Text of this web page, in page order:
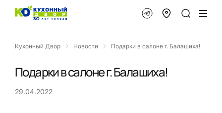
Кухонный Двор Новости Подарки в салоне г. Балашиха!
Подарки в салоне г. Балашиха!
29.04.2022